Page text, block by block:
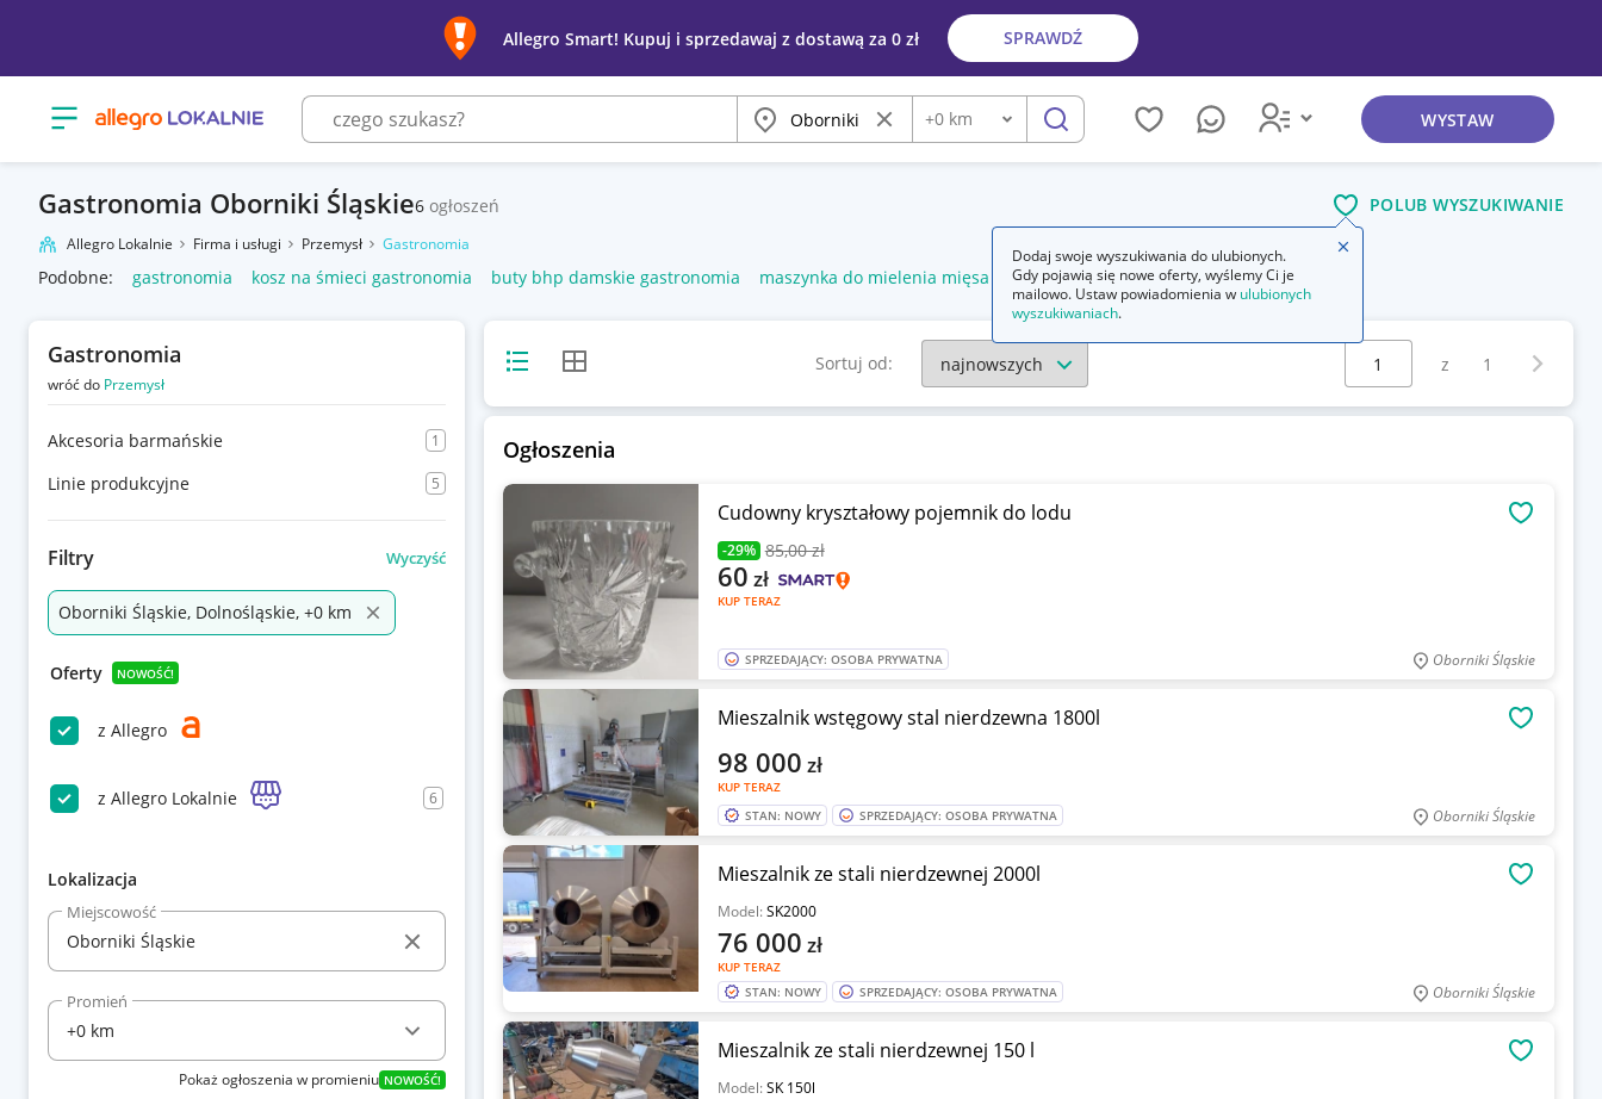
Allegro Smart! Kupuj i sprzedawaj z dostawą za 0 zł SPRAWDŹ
Otwórz menu z kategoriami Miasto Wyczyść frazę
Odległość
+0 km szukaj WYSTAW
Gastronomia Oborniki Śląskie6 ogłoszeń POLUB WYSZUKIWANIE
Allegro Lokalnie Firma i usługi Przemysł Gastronomia
Podobne: gastronomia kosz na śmieci gastronomia buty bhp damskie gastronomia maszynka do mielenia mięsa gastronomia fizyka astronomia
Gastronomia
wróć do Przemysł
Akcesoria barmańskie 1
Linie produkcyjne 5
Filtry Wyczyść
Oborniki Śląskie, Dolnośląskie, +0 km
Oferty NOWOŚĆ!
z Allegro
z Allegro Lokalnie 6
Lokalizacja
Miejscowość
Promień
Pokaż ogłoszenia w promieniu NOWOŚĆ!
Widok listyWidok siatki Sortuj od:
Wybierz stronę:
z 1
Ogłoszenia
Cudowny kryształowy pojemnik do lodu
-29% 85,00 zł
KUP TERAZ
60 zł
SPRZEDAJĄCY: OSOBA PRYWATNA Oborniki Śląskie
Mieszalnik wstęgowy stal nierdzewna 1800l
KUP TERAZ
98 000 zł
STAN: NOWY SPRZEDAJĄCY: OSOBA PRYWATNA Oborniki Śląskie
Mieszalnik ze stali nierdzewnej 2000l
Model:SK2000
KUP TERAZ
76 000 zł
STAN: NOWY SPRZEDAJĄCY: OSOBA PRYWATNA Oborniki Śląskie
Mieszalnik ze stali nierdzewnej 150 l
Model:SK 150l
Dodaj swoje wyszukiwania do ulubionych.
Gdy pojawią się nowe oferty, wyślemy Ci je
mailowo. Ustaw powiadomienia w ulubionych
wyszukiwaniach.
Zamknij wskazówkę